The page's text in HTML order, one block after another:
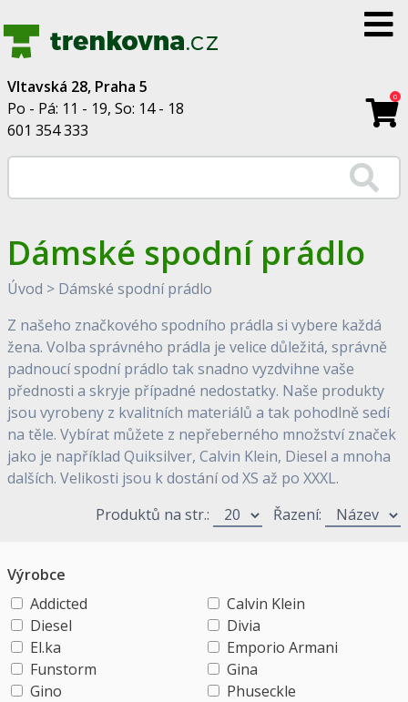
Vltavská 28, Praha 5
Po - Pá: 11 - 19, So: 14 - 18
601 354 333
0
Dámské spodní prádlo
Úvod > Dámské spodní prádlo
Z našeho značkového spodního prádla si vybere každá
žena. Volba správného prádla je velice důležitá, správně
padnoucí spodní prádlo tak snadno vyzdvihne vaše
přednosti a skryje případné nedostatky. Naše produkty
jsou vyrobeny z kvalitních materiálů a tak pohodlně sedí
na těle. Vybírat můžete z nepřeberného množství značek
jako je například Quiksilver, Calvin Klein, Diesel a mnoha
dalších. Velikosti jsou k dostání od XS až po XXXL.
Produktů na str.:
Řazení:
Výrobce
Addicted
Calvin Klein
Diesel
Divia
El.ka
Emporio Armani
Funstorm
Gina
Gino
Phuseckle